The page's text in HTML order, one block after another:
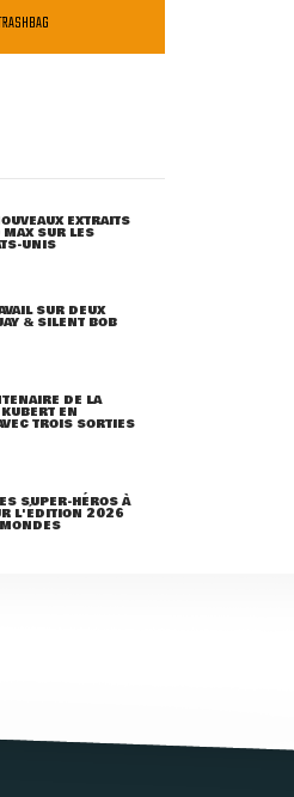
EXTRAITS
MAX SUR LES
UNIS
SUR DEUX
& SILENT BOB
DE LA
EN
TROIS SORTIES
SUPER-HÉROS À
L'ÉDITION 2026